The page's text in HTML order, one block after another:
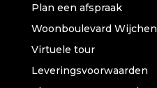
Plan een afspraak
Woonboulevard Wijchen
Virtuele tour
Leveringsvoorwaarden